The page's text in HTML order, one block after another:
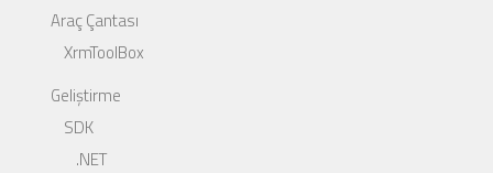
Araç Çantası
XrmToolBox
Geliştirme
SDK
.NET